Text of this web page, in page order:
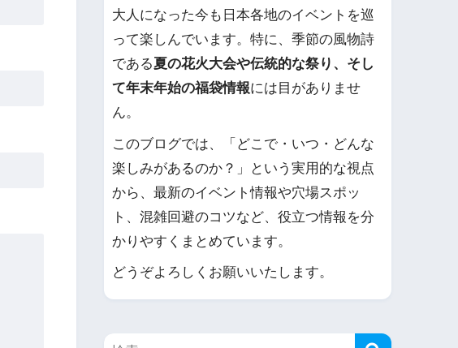
大人になった今も日本各地のイベントを巡
って楽しんでいます。特に、季節の風物詩
である夏の花火大会や伝統的な祭り、そし
て年末年始の福袋情報には目がありませ
ん。
このブログでは、「どこで・いつ・どんな
楽しみがあるのか？」という実用的な視点
から、最新のイベント情報や穴場スポッ
ト、混雑回避のコツなど、役立つ情報を分
かりやすくまとめています。
どうぞよろしくお願いいたします。